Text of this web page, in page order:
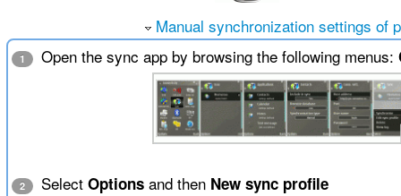
Manual synchronization settings of
1 Open the sync app by browsing the following menus:
2 Select Optionsand then New sync profile